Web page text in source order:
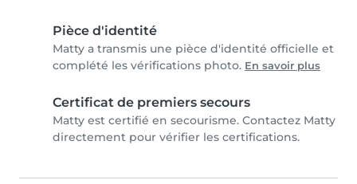
Pièce d'identité
Matty a transmis une pièce d'identité officielle et
complété les vérifications photo. En savoir plus
Certificat de premiers secours
Matty est certifié en secourisme. Contactez Matty
directement pour vérifier les certifications.